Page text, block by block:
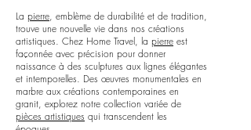
La pierre, emblème de durabilité et de tradition,
trouve une nouvelle vie dans nos créations
artistiques. Chez Home Travel, la pierre est
façonnée avec précision pour donner
naissance à des sculptures aux lignes élégantes
et intemporelles. Des œuvres monumentales en
marbre aux créations contemporaines en
granit, explorez notre collection variée de
pièces artistiques qui transcendent les